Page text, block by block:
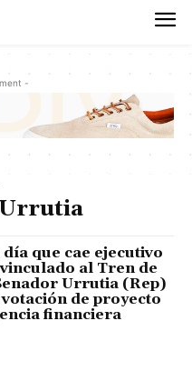
-
que cae ejecutivo
al Tren de
Urrutia (Rep)
de proyecto
financiera